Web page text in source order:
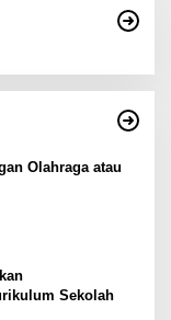
Olahraga atau
Sekolah